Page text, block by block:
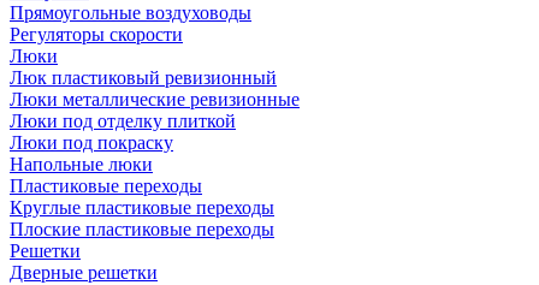
Прямоугольные воздуховоды
Регуляторы скорости
Люки
Люк пластиковый ревизионный
Люки металлические ревизионные
Люки под отделку плиткой
Люки под покраску
Напольные люки
Пластиковые переходы
Круглые пластиковые переходы
Плоские пластиковые переходы
Решетки
Дверные решетки